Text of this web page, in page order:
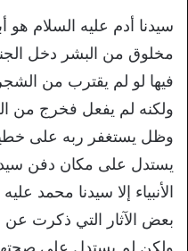
سيدنا أدم عليه السلام هو
مخلوق من البشر دخل
فيها لو لم يقترب من
ولكنه لم يفعل فخرج من
وظل يستغفر ربه على
يستدل على مكان دفن
الأنبياء إلا سيدنا محمد
بعض الآثار التي ذكرت عن
ولكن لم يستدل على